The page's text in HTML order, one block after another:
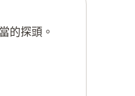
的探頭。